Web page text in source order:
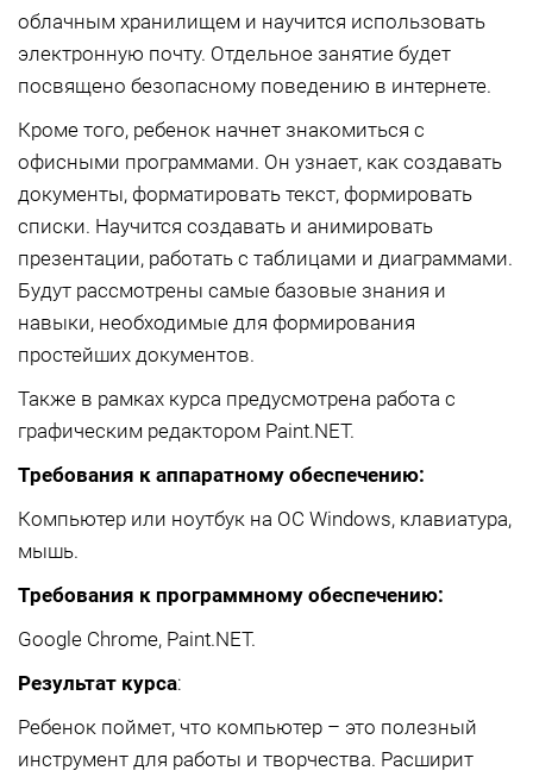
облачным хранилищем и научится использовать
электронную почту. Отдельное занятие будет
посвящено безопасному поведению в интернете.
Кроме того, ребенок начнет знакомиться с
офисными программами. Он узнает, как создавать
документы, форматировать текст, формировать
списки. Научится создавать и анимировать
презентации, работать с таблицами и диаграммами.
Будут рассмотрены самые базовые знания и
навыки, необходимые для формирования
простейших документов.
Также в рамках курса предусмотрена работа с
графическим редактором Paint.NET.
Требования к аппаратному обеспечению:
Компьютер или ноутбук на ОС Windows, клавиатура,
мышь.
Требования к программному обеспечению:
Google Chrome, Paint.NET.
Результат курса:
Ребенок поймет, что компьютер – это полезный
инструмент для работы и творчества. Расширит